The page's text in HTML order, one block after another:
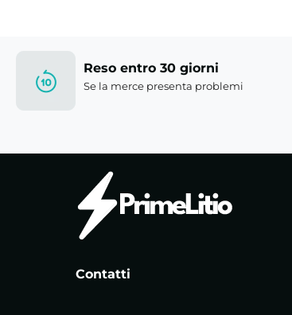
Reso entro 30 giorni
Se la merce presenta problemi
Contatti